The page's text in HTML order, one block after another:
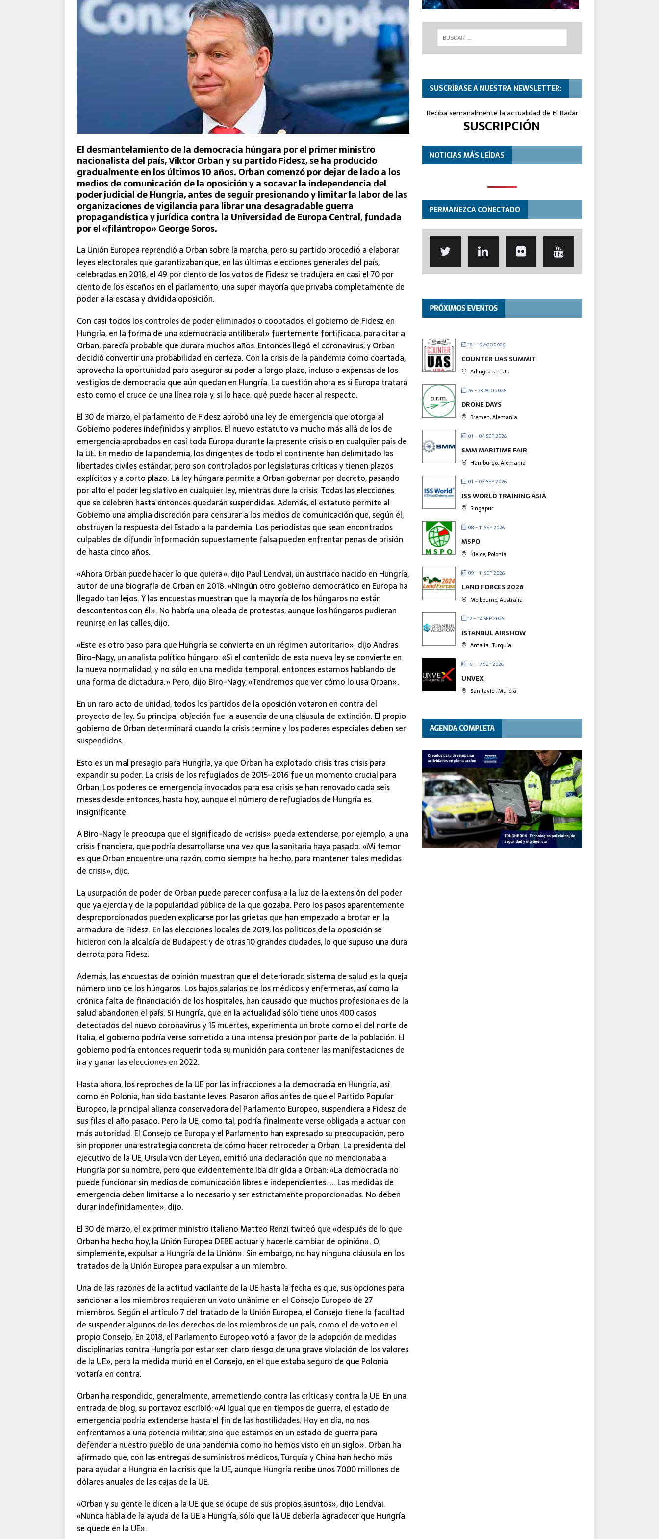
El Destacamento Aéreo Táctico ‘Paznic’ asume el liderazgo en la misión de Policía Aérea
Reforzada de la OTAN
El desmantelamiento de la democracia húngara por el primer ministro
nacionalista del país, Viktor Orban y su partido Fidesz, se ha producido
gradualmente en los últimos 10 años. Orban comenzó por dejar de lado a los
medios de comunicación de la oposición y a socavar la independencia del
poder judicial de Hungría, antes de seguir presionando y limitar la labor de las
organizaciones de vigilancia para librar una desagradable guerra
propagandística y jurídica contra la Universidad de Europa Central, fundada
por el «filántropo» George Soros.
La Unión Europea reprendió a Orban sobre la marcha, pero su partido procedió a elaborar
leyes electorales que garantizaban que, en las últimas elecciones generales del país,
celebradas en 2018, el 49 por ciento de los votos de Fidesz se tradujera en casi el 70 por
ciento de los escaños en el parlamento, una super mayoría que privaba completamente de
poder a la escasa y dividida oposición.
Con casi todos los controles de poder eliminados o cooptados, el gobierno de Fidesz en
Hungría, en la forma de una «democracia antiliberal» fuertemente fortificada, para citar a
Orban, parecía probable que durara muchos años. Entonces llegó el coronavirus, y Orban
decidió convertir una probabilidad en certeza. Con la crisis de la pandemia como coartada,
aprovecha la oportunidad para asegurar su poder a largo plazo, incluso a expensas de los
vestigios de democracia que aún quedan en Hungría. La cuestión ahora es si Europa tratará
esto como el cruce de una línea roja y, si lo hace, qué puede hacer al respecto.
El 30 de marzo, el parlamento de Fidesz aprobó una ley de emergencia que otorga al
Gobierno poderes indefinidos y amplios. El nuevo estatuto va mucho más allá de los de
emergencia aprobados en casi toda Europa durante la presente crisis o en cualquier país de
la UE. En medio de la pandemia, los dirigentes de todo el continente han delimitado las
libertades civiles estándar, pero son controlados por legislaturas críticas y tienen plazos
explícitos y a corto plazo. La ley húngara permite a Orban gobernar por decreto, pasando
por alto el poder legislativo en cualquier ley, mientras dure la crisis. Todas las elecciones
que se celebren hasta entonces quedarán suspendidas. Además, el estatuto permite al
Gobierno una amplia discreción para censurar a los medios de comunicación que, según él,
obstruyen la respuesta del Estado a la pandemia. Los periodistas que sean encontrados
culpables de difundir información supuestamente falsa pueden enfrentar penas de prisión
de hasta cinco años.
«Ahora Orban puede hacer lo que quiera», dijo Paul Lendvai, un austriaco nacido en Hungría,
autor de una biografía de Orban en 2018. «Ningún otro gobierno democrático en Europa ha
llegado tan lejos. Y las encuestas muestran que la mayoría de los húngaros no están
descontentos con él». No habría una oleada de protestas, aunque los húngaros pudieran
reunirse en las calles, dijo.
«Este es otro paso para que Hungría se convierta en un régimen autoritario», dijo Andras
Biro-Nagy, un analista político húngaro. «Si el contenido de esta nueva ley se convierte en
la nueva normalidad, y no sólo en una medida temporal, entonces estamos hablando de
una forma de dictadura.» Pero, dijo Biro-Nagy, «Tendremos que ver cómo lo usa Orban».
En un raro acto de unidad, todos los partidos de la oposición votaron en contra del
proyecto de ley. Su principal objeción fue la ausencia de una cláusula de extinción. El propio
gobierno de Orban determinará cuando la crisis termine y los poderes especiales deben ser
suspendidos.
Esto es un mal presagio para Hungría, ya que Orban ha explotado crisis tras crisis para
expandir su poder. La crisis de los refugiados de 2015-2016 fue un momento crucial para
Orban: Los poderes de emergencia invocados para esa crisis se han renovado cada seis
meses desde entonces, hasta hoy, aunque el número de refugiados de Hungría es
insignificante.
A Biro-Nagy le preocupa que el significado de «crisis» pueda extenderse, por ejemplo, a una
crisis financiera, que podría desarrollarse una vez que la sanitaria haya pasado. «Mi temor
es que Orban encuentre una razón, como siempre ha hecho, para mantener tales medidas
de crisis», dijo.
La usurpación de poder de Orban puede parecer confusa a la luz de la extensión del poder
que ya ejercía y de la popularidad pública de la que gozaba. Pero los pasos aparentemente
desproporcionados pueden explicarse por las grietas que han empezado a brotar en la
armadura de Fidesz. En las elecciones locales de 2019, los políticos de la oposición se
hicieron con la alcaldía de Budapest y de otras 10 grandes ciudades, lo que supuso una dura
derrota para Fidesz.
Además, las encuestas de opinión muestran que el deteriorado sistema de salud es la queja
número uno de los húngaros. Los bajos salarios de los médicos y enfermeras, así como la
crónica falta de financiación de los hospitales, han causado que muchos profesionales de la
salud abandonen el país. Si Hungría, que en la actualidad sólo tiene unos 400 casos
detectados del nuevo coronavirus y 15 muertes, experimenta un brote como el del norte de
Italia, el gobierno podría verse sometido a una intensa presión por parte de la población. El
gobierno podría entonces requerir toda su munición para contener las manifestaciones de
ira y ganar las elecciones en 2022.
Hasta ahora, los reproches de la UE por las infracciones a la democracia en Hungría, así
como en Polonia, han sido bastante leves. Pasaron años antes de que el Partido Popular
Europeo, la principal alianza conservadora del Parlamento Europeo, suspendiera a Fidesz de
sus filas el año pasado. Pero la UE, como tal, podría finalmente verse obligada a actuar con
más autoridad. El Consejo de Europa y el Parlamento han expresado su preocupación, pero
sin proponer una estrategia concreta de cómo hacer retroceder a Orban. La presidenta del
ejecutivo de la UE, Ursula von der Leyen, emitió una declaración que no mencionaba a
Hungría por su nombre, pero que evidentemente iba dirigida a Orban: «La democracia no
puede funcionar sin medios de comunicación libres e independientes. … Las medidas de
emergencia deben limitarse a lo necesario y ser estrictamente proporcionadas. No deben
durar indefinidamente», dijo.
El 30 de marzo, el ex primer ministro italiano Matteo Renzi twiteó que «después de lo que
Orban ha hecho hoy, la Unión Europea DEBE actuar y hacerle cambiar de opinión». O,
simplemente, expulsar a Hungría de la Unión». Sin embargo, no hay ninguna cláusula en los
tratados de la Unión Europea para expulsar a un miembro.
Una de las razones de la actitud vacilante de la UE hasta la fecha es que, sus opciones para
sancionar a los miembros requieren un voto unánime en el Consejo Europeo de 27
miembros. Según el artículo 7 del tratado de la Unión Europea, el Consejo tiene la facultad
de suspender algunos de los derechos de los miembros de un país, como el de voto en el
propio Consejo. En 2018, el Parlamento Europeo votó a favor de la adopción de medidas
disciplinarias contra Hungría por estar «en claro riesgo de una grave violación de los valores
de la UE», pero la medida murió en el Consejo, en el que estaba seguro de que Polonia
votaría en contra.
Orban ha respondido, generalmente, arremetiendo contra las críticas y contra la UE. En una
entrada de blog, su portavoz escribió: «Al igual que en tiempos de guerra, el estado de
emergencia podría extenderse hasta el fin de las hostilidades. Hoy en día, no nos
enfrentamos a una potencia militar, sino que estamos en un estado de guerra para
defender a nuestro pueblo de una pandemia como no hemos visto en un siglo». Orban ha
afirmado que, con las entregas de suministros médicos, Turquía y China han hecho más
para ayudar a Hungría en la crisis que la UE, aunque Hungría recibe unos 7.000 millones de
dólares anuales de las cajas de la UE.
«Orban y su gente le dicen a la UE que se ocupe de sus propios asuntos», dijo Lendvai.
«Nunca habla de la ayuda de la UE a Hungría, sólo que la UE debería agradecer que Hungría
se quede en la UE».
SUSCRÍBASE A NUESTRA NEWSLETTER:
Reciba semanalmente la actualidad de El Radar
SUSCRIPCIÓN
NOTICIAS MÁS LEÍDAS
PERMANEZCA CONECTADO
18 - 19 AGO 2026
COUNTER UAS SUMMIT
Arlington, EEUU
26 - 28 AGO 2026
DRONE DAYS
Bremen, Alemania
01 - 04 SEP 2026
SMM MARITIME FAIR
Hamburgo. Alemania
01 - 03 SEP 2026
ISS WORLD TRAINING ASIA
Singapur
08 - 11 SEP 2026
MSPO
Kielce, Polonia
09 - 11 SEP 2026
LAND FORCES 2026
Melbourne, Australia
12 - 14 SEP 2026
ISTANBUL AIRSHOW
Antalia. Turquía
16 - 17 SEP 2026
UNVEX
San Javier, Murcia